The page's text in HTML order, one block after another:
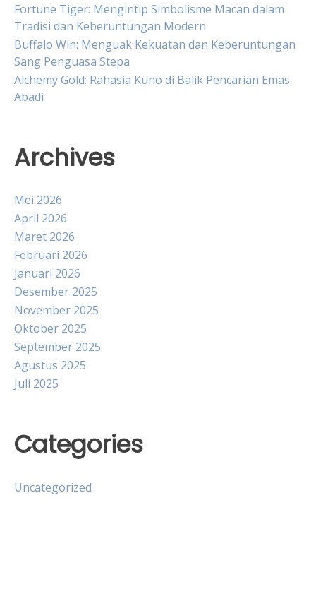
Fortune Tiger: Mengintip Simbolisme Macan dalam
Tradisi dan Keberuntungan Modern
Buffalo Win: Menguak Kekuatan dan Keberuntungan
Sang Penguasa Stepa
Alchemy Gold: Rahasia Kuno di Balik Pencarian Emas
Abadi
Archives
Mei 2026
April 2026
Maret 2026
Februari 2026
Januari 2026
Desember 2025
November 2025
Oktober 2025
September 2025
Agustus 2025
Juli 2025
Categories
Uncategorized